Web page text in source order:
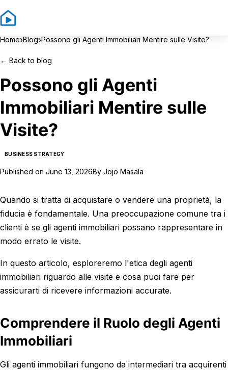
Home›Blog›Possono gli Agenti Immobiliari Mentire sulle Visite?
← Back to blog
Possono gli Agenti
Immobiliari Mentire sulle
Visite?
BUSINESS STRATEGY
Published on June 13, 2026By Jojo Masala
Quando si tratta di acquistare o vendere una proprietà, la
fiducia è fondamentale. Una preoccupazione comune tra i
clienti è se gli agenti immobiliari possano rappresentare in
modo errato le visite.
In questo articolo, esploreremo l'etica degli agenti
immobiliari riguardo alle visite e cosa puoi fare per
assicurarti di ricevere informazioni accurate.
Comprendere il Ruolo degli Agenti
Immobiliari
Gli agenti immobiliari fungono da intermediari tra acquirenti